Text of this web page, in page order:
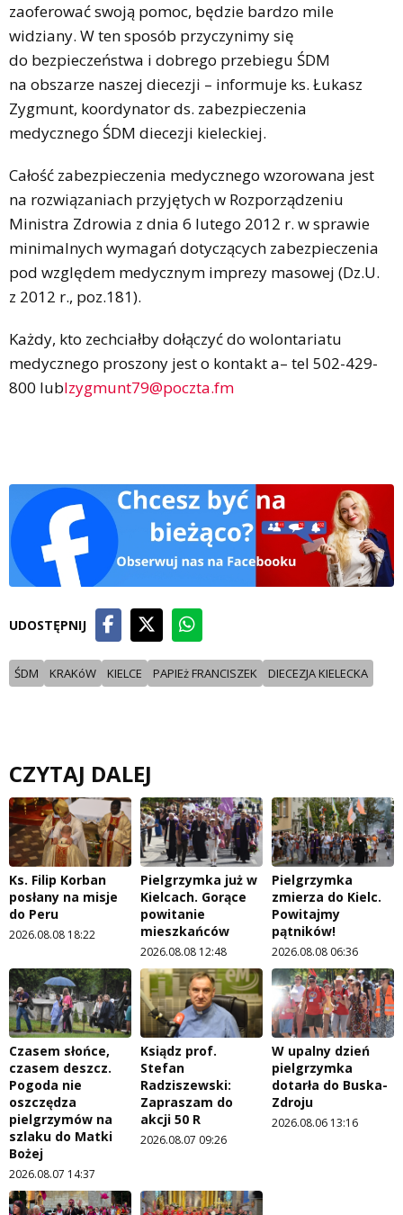
zaoferować swoją pomoc, będzie bardzo mile
widziany. W ten sposób przyczynimy się
do bezpieczeństwa i dobrego przebiegu ŚDM
na obszarze naszej diecezji – informuje ks. Łukasz
Zygmunt, koordynator ds. zabezpieczenia
medycznego ŚDM diecezji kieleckiej.
Całość zabezpieczenia medycznego wzorowana jest
na rozwiązaniach przyjętych w Rozporządzeniu
Ministra Zdrowia z dnia 6 lutego 2012 r. w sprawie
minimalnych wymagań dotyczących zabezpieczenia
pod względem medycznym imprezy masowej (Dz.U.
z 2012 r., poz.181).
Każdy, kto zechciałby dołączyć do wolontariatu
medycznego proszony jest o kontakt a– tel 502-429-
800 lublzygmunt79@poczta.fm
UDOSTĘPNIJ
ŚDM KRAKóW KIELCE PAPIEż FRANCISZEK DIECEZJA KIELECKA
CZYTAJ DALEJ
Ks. Filip Korban
posłany na misje
do Peru
2026.08.08 18:22
Pielgrzymka już w
Kielcach. Gorące
powitanie
mieszkańców
2026.08.08 12:48
Pielgrzymka
zmierza do Kielc.
Powitajmy
pątników!
2026.08.08 06:36
Czasem słońce,
czasem deszcz.
Pogoda nie
oszczędza
pielgrzymów na
szlaku do Matki
Bożej
2026.08.07 14:37
Ksiądz prof.
Stefan
Radziszewski:
Zapraszam do
akcji 50 R
2026.08.07 09:26
W upalny dzień
pielgrzymka
dotarła do Buska-
Zdroju
2026.08.06 13:16